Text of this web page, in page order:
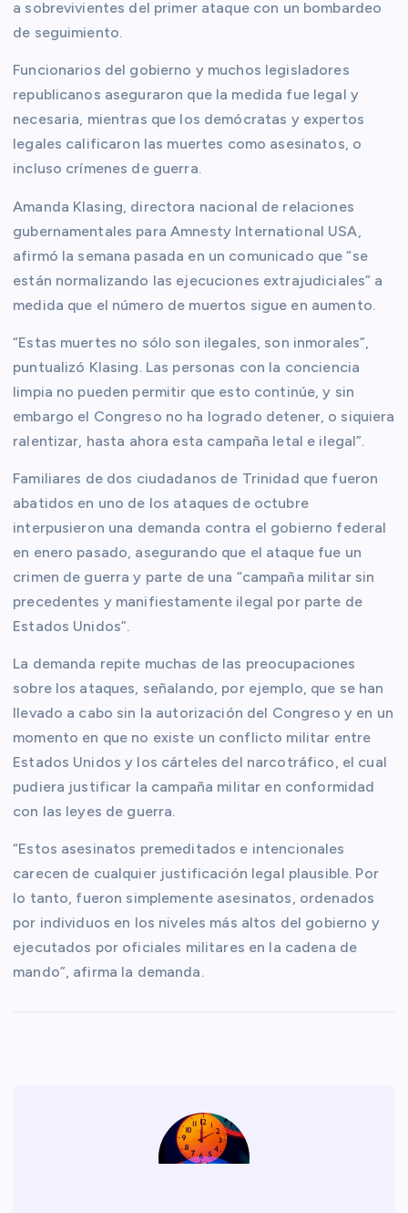
a sobrevivientes del primer ataque con un bombardeo
de seguimiento.
Funcionarios del gobierno y muchos legisladores
republicanos aseguraron que la medida fue legal y
necesaria, mientras que los demócratas y expertos
legales calificaron las muertes como asesinatos, o
incluso crímenes de guerra.
Amanda Klasing, directora nacional de relaciones
gubernamentales para Amnesty International USA,
afirmó la semana pasada en un comunicado que “se
están normalizando las ejecuciones extrajudiciales” a
medida que el número de muertos sigue en aumento.
“Estas muertes no sólo son ilegales, son inmorales”,
puntualizó Klasing. Las personas con la conciencia
limpia no pueden permitir que esto continúe, y sin
embargo el Congreso no ha logrado detener, o siquiera
ralentizar, hasta ahora esta campaña letal e ilegal”.
Familiares de dos ciudadanos de Trinidad que fueron
abatidos en uno de los ataques de octubre
interpusieron una demanda contra el gobierno federal
en enero pasado, asegurando que el ataque fue un
crimen de guerra y parte de una “campaña militar sin
precedentes y manifiestamente ilegal por parte de
Estados Unidos”.
La demanda repite muchas de las preocupaciones
sobre los ataques, señalando, por ejemplo, que se han
llevado a cabo sin la autorización del Congreso y en un
momento en que no existe un conflicto militar entre
Estados Unidos y los cárteles del narcotráfico, el cual
pudiera justificar la campaña militar en conformidad
con las leyes de guerra.
“Estos asesinatos premeditados e intencionales
carecen de cualquier justificación legal plausible. Por
lo tanto, fueron simplemente asesinatos, ordenados
por individuos en los niveles más altos del gobierno y
ejecutados por oficiales militares en la cadena de
mando”, afirma la demanda.